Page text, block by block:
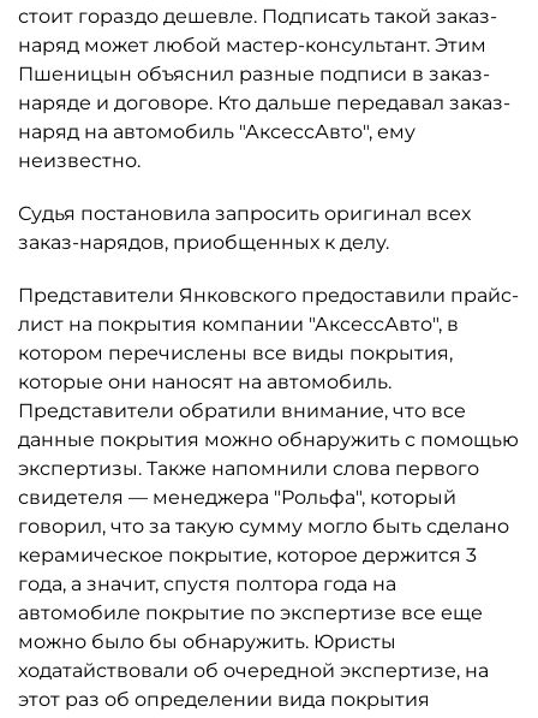
стоит гораздо дешевле. Подписать такой заказ-
наряд может любой мастер-консультант. Этим
Пшеницын объяснил разные подписи в заказ-
наряде и договоре. Кто дальше передавал заказ-
наряд на автомобиль "АксессАвто", ему
неизвестно.
Судья постановила запросить оригинал всех
заказ-нарядов, приобщенных к делу.
Представители Янковского предоставили прайс-
лист на покрытия компании "АксессАвто", в
котором перечислены все виды покрытия,
которые они наносят на автомобиль.
Представители обратили внимание, что все
данные покрытия можно обнаружить с помощью
экспертизы. Также напомнили слова первого
свидетеля — менеджера "Рольфа", который
говорил, что за такую сумму могло быть сделано
керамическое покрытие, которое держится 3
года, а значит, спустя полтора года на
автомобиле покрытие по экспертизе все еще
можно было бы обнаружить. Юристы
ходатайствовали об очередной экспертизе, на
этот раз об определении вида покрытия